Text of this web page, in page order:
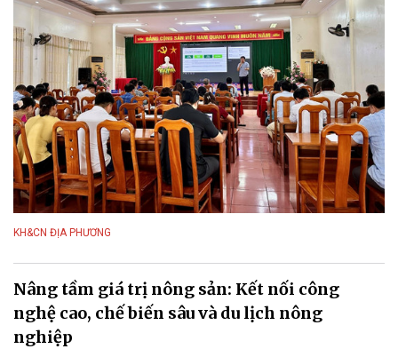
KH&CN ĐỊA PHƯƠNG
Nâng tầm giá trị nông sản: Kết nối công
nghệ cao, chế biến sâu và du lịch nông
nghiệp